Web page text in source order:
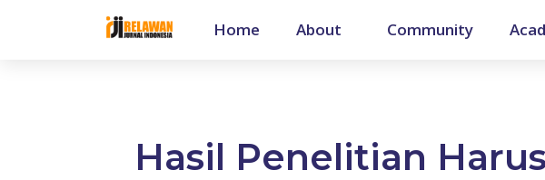
Home About Community
Hasil Penelitian